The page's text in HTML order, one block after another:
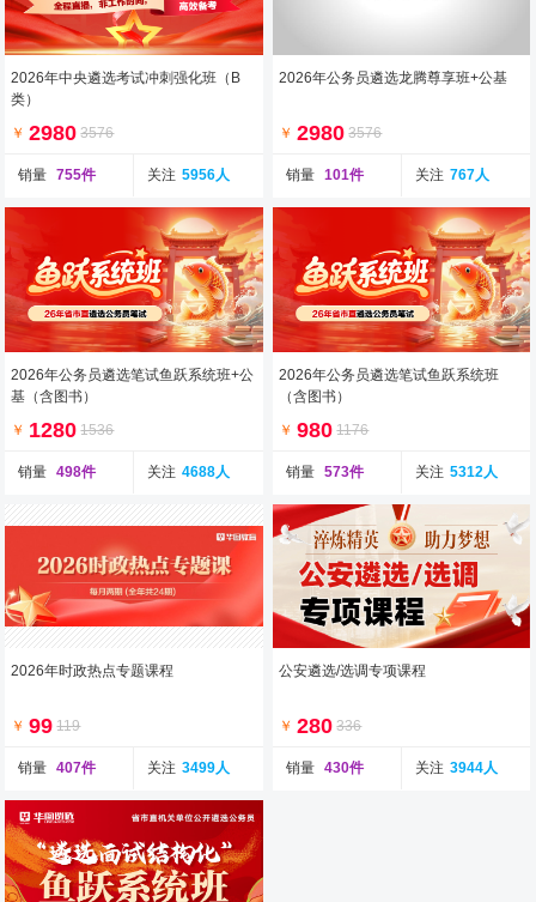
2026年中央遴选考试冲刺强化班（B
类）
￥ 2980 3576
销量 755件 关注 5956人
2026年公务员遴选龙腾尊享班+公基
￥ 2980 3576
销量 101件 关注 767人
2026年公务员遴选笔试鱼跃系统班+公
基（含图书）
￥ 1280 1536
销量 498件 关注 4688人
2026年公务员遴选笔试鱼跃系统班
（含图书）
￥ 980 1176
销量 573件 关注 5312人
2026年时政热点专题课程
￥ 99 119
销量 407件 关注 3499人
公安遴选/选调专项课程
￥ 280 336
销量 430件 关注 3944人